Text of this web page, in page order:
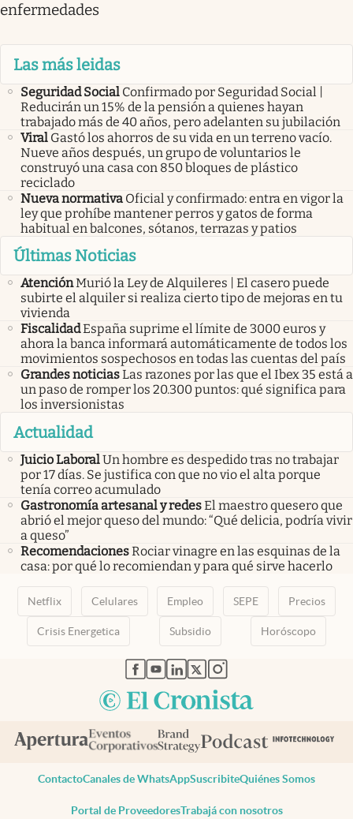
enfermedades
Las más leidas
Seguridad Social Confirmado por Seguridad Social |
Reducirán un 15% de la pensión a quienes hayan
trabajado más de 40 años, pero adelanten su jubilación
Viral Gastó los ahorros de su vida en un terreno vacío.
Nueve años después, un grupo de voluntarios le
construyó una casa con 850 bloques de plástico
reciclado
Nueva normativa Oficial y confirmado: entra en vigor la
ley que prohíbe mantener perros y gatos de forma
habitual en balcones, sótanos, terrazas y patios
Últimas Noticias
AtenciónMurió la Ley de Alquileres | El casero puede
subirte el alquiler si realiza cierto tipo de mejoras en tu
vivienda
FiscalidadEspaña suprime el límite de 3000 euros y
ahora la banca informará automáticamente de todos los
movimientos sospechosos en todas las cuentas del país
Grandes noticiasLas razones por las que el Ibex 35 está a
un paso de romper los 20.300 puntos: qué significa para
los inversionistas
Actualidad
Juicio LaboralUn hombre es despedido tras no trabajar
por 17 días. Se justifica con que no vio el alta porque
tenía correo acumulado
Gastronomía artesanal y redesEl maestro quesero que
abrió el mejor queso del mundo: “Qué delicia, podría vivir
a queso”
RecomendacionesRociar vinagre en las esquinas de la
casa: por qué lo recomiendan y para qué sirve hacerlo
Netflix Celulares Empleo SEPE Precios
Crisis Energetica Subsidio Horóscopo
abre en nueva pestaña
abre en nueva pestaña
abre en nueva pestaña
abre en nueva pestaña
abre en nueva pestaña
ContactoCanales de WhatsAppSuscribiteQuiénes Somos
Portal de ProveedoresTrabajá con nosotros